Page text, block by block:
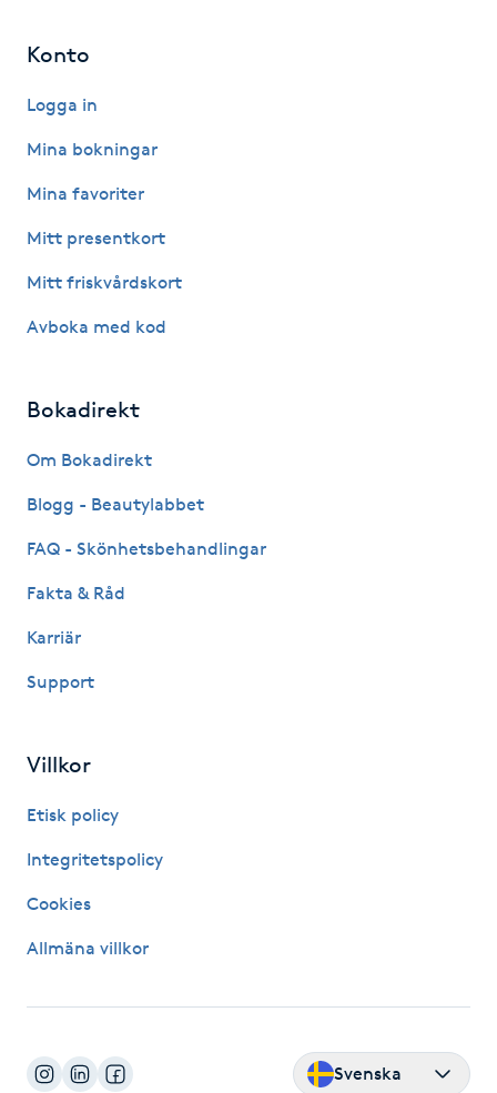
Hollywood Peel
Hot Stone Massage
Hudföryngring
Hyaluronsyra
Hypnos
Hårbottenbehandling
Hälsa
Idrottsmassage
IPL
Konto
Logga in
Mina bokningar
Mina favoriter
Mitt presentkort
Mitt friskvårdskort
Avboka med kod
Bokadirekt
Om Bokadirekt
Blogg - Beautylabbet
FAQ - Skönhetsbehandlingar
Fakta & Råd
Karriär
Support
Villkor
Etisk policy
Integritetspolicy
Cookies
Allmäna villkor
Svenska